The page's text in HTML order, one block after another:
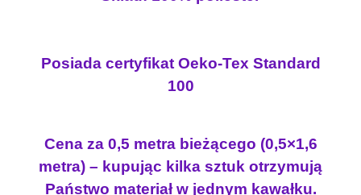
Posiada certyfikat Oeko-Tex Standard
100
Cena za 0,5 metra bieżącego (0,5×1,6
metra) – kupując kilka sztuk otrzymują
Państwo materiał w jednym kawałku.